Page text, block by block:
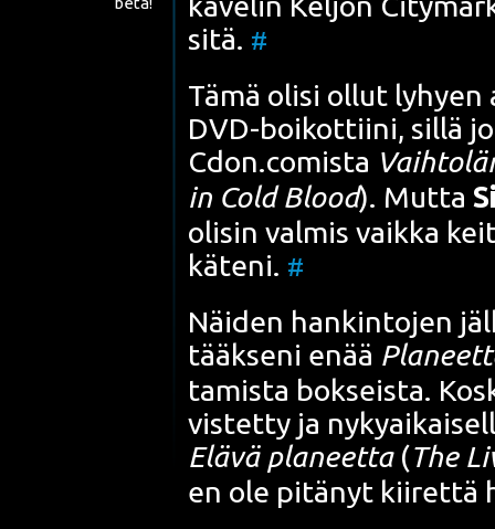
sitä. #
Tämä oli­si ollut
DVD-boi­kot­tii­ni, sil­lä
Cdon.comista
in Cold Blood). Mut­ta
oli­sin val­mis vaik­ka
käte­ni. #
Näi­den han­kin­to­jen
tääk­se­ni enää
ta­mis­ta bok­seis­ta.
vis­tet­ty ja
Elä­vä pla­neet­ta(The
en ole pitä­nyt kii­ret­tä